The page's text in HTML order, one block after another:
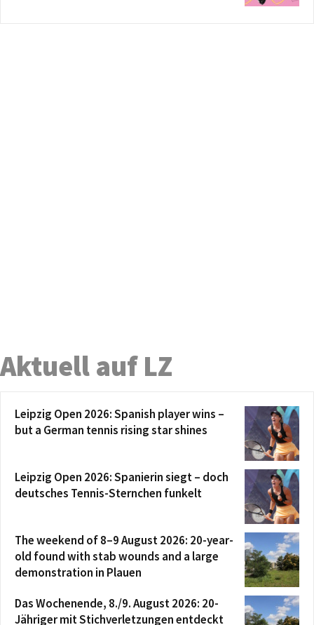
Aktuell auf LZ
Leipzig Open 2026: Spanish player wins –
but a German tennis rising star shines
Leipzig Open 2026: Spanierin siegt – doch
deutsches Tennis-Sternchen funkelt
The weekend of 8–9 August 2026: 20-year-
old found with stab wounds and a large
demonstration in Plauen
Das Wochenende, 8./9. August 2026: 20-
Jähriger mit Stichverletzungen entdeckt